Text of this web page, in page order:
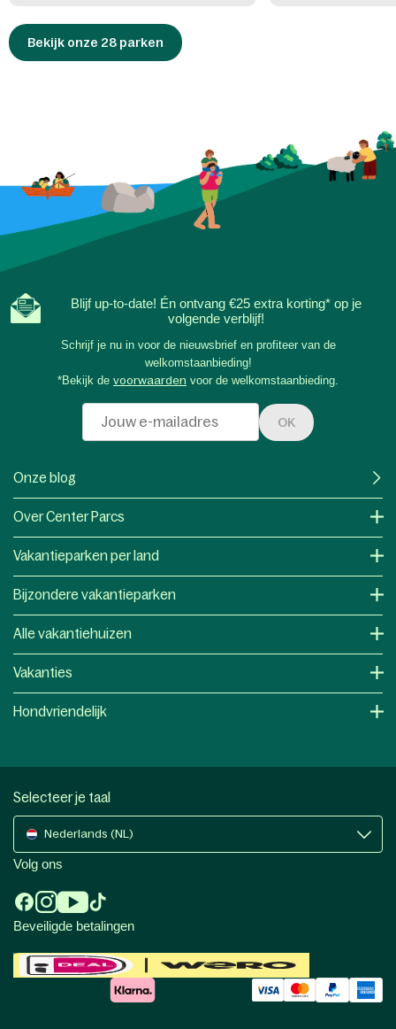
Bekijk onze 28 parken
Blijf up-to-date! Én ontvang €25 extra korting* op je
volgende verblijf!
Schrijf je nu in voor de nieuwsbrief en profiteer van de
welkomstaanbieding!
*Bekijk de voorwaarden voor de welkomstaanbieding.
OK
Onze blog
Over Center Parcs
Vakantieparken per land
Bijzondere vakantieparken
Alle vakantiehuizen
Vakanties
Hondvriendelijk
Selecteer je taal
Nederlands (NL)
Volg ons
Beveiligde betalingen